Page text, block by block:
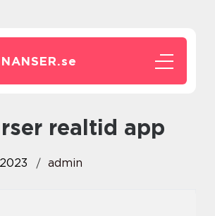
se
realtid app
admin